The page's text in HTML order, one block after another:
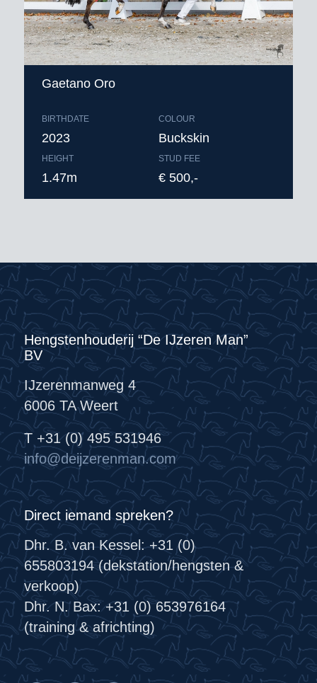
Gaetano Oro
BIRTHDATE
2023
HEIGHT
1.47m
COLOUR
Buckskin
STUD FEE
€ 500,-
Hengstenhouderij “De IJzeren Man”
BV
IJzerenmanweg 4
6006 TA Weert
T +31 (0) 495 531946
info@deijzerenman.com
Direct iemand spreken?
Dhr. B. van Kessel: +31 (0)
655803194 (dekstation/hengsten &
verkoop)
Dhr. N. Bax: +31 (0) 653976164
(training & africhting)